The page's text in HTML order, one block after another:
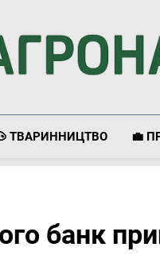
ТВАРИННИЦТВО 💼
банк